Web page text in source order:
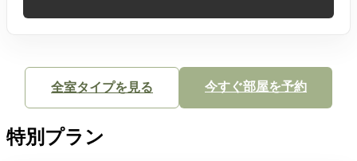
全室タイプを見る 今すぐ部屋を予約
特別プラン